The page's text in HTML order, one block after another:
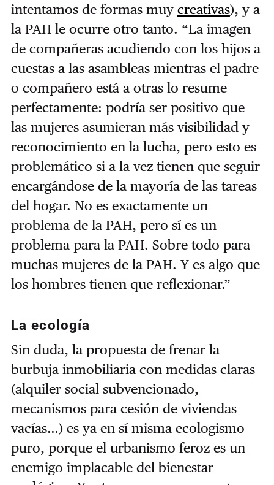
intentamos de formas muy creativas), y a
la PAH le ocurre otro tanto. “La imagen
de compañeras acudiendo con los hijos a
cuestas a las asambleas mientras el padre
o compañero está a otras lo resume
perfectamente: podría ser positivo que
las mujeres asumieran más visibilidad y
reconocimiento en la lucha, pero esto es
problemático si a la vez tienen que seguir
encargándose de la mayoría de las tareas
del hogar. No es exactamente un
problema de la PAH, pero sí es un
problema para la PAH. Sobre todo para
muchas mujeres de la PAH. Y es algo que
los hombres tienen que reflexionar.”
La ecología
Sin duda, la propuesta de frenar la
burbuja inmobiliaria con medidas claras
(alquiler social subvencionado,
mecanismos para cesión de viviendas
vacías…) es ya en sí misma ecologismo
puro, porque el urbanismo feroz es un
enemigo implacable del bienestar